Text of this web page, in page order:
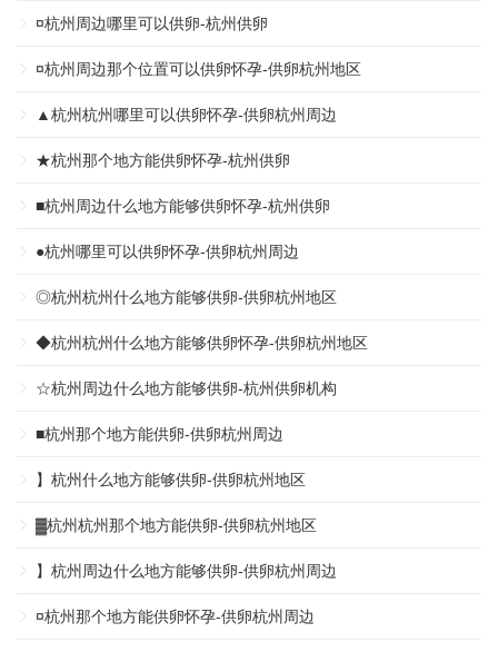
¤杭州周边哪里可以供卵-杭州供卵
¤杭州周边那个位置可以供卵怀孕-供卵杭州地区
▲杭州杭州哪里可以供卵怀孕-供卵杭州周边
★杭州那个地方能供卵怀孕-杭州供卵
■杭州周边什么地方能够供卵怀孕-杭州供卵
●杭州哪里可以供卵怀孕-供卵杭州周边
◎杭州杭州什么地方能够供卵-供卵杭州地区
◆杭州杭州什么地方能够供卵怀孕-供卵杭州地区
☆杭州周边什么地方能够供卵-杭州供卵机构
■杭州那个地方能供卵-供卵杭州周边
】杭州什么地方能够供卵-供卵杭州地区
▓杭州杭州那个地方能供卵-供卵杭州地区
】杭州周边什么地方能够供卵-供卵杭州周边
¤杭州那个地方能供卵怀孕-供卵杭州周边